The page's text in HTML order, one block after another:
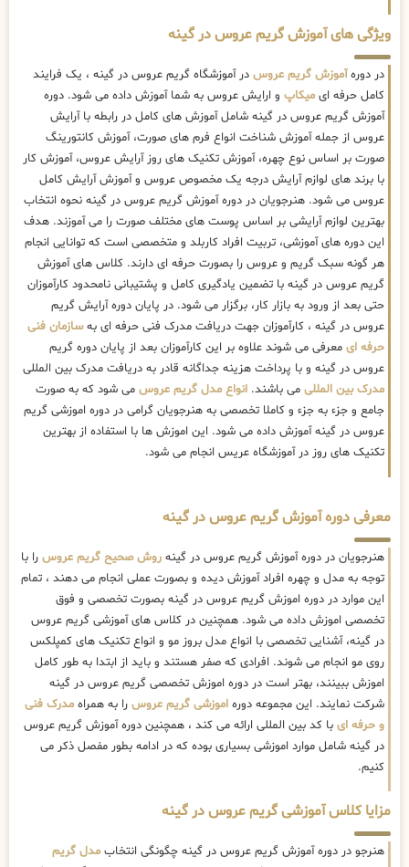
ویژگی های آموزش گریم عروس در گینه
در دورهآموزش گریم عروس در آموزشگاه گریم عروس در گینه ، یک فرایند
کامل حرفه ای میکاپ و ارایش عروس به شما آموزش داده می شود. دوره
آموزش گریم عروس در گینه شامل آموزش های کامل در رابطه با آرایش
عروس از جمله آموزش شناخت انواع فرم های صورت، آموزش کانتورینگ
صورت بر اساس نوع چهره، آموزش تکنیک های روز آرایش عروس، آموزش کار
با برند های لوازم آرایش درجه یک مخصوص عروس و آموزش آرایش کامل
عروس می شود. هنرجویان در دوره آموزش گریم عروس در گینه نحوه انتخاب
بهترین لوازم آرایشی بر اساس پوست های مختلف صورت را می آموزند. هدف
این دوره های آموزشی، تربیت افراد کاربلد و متخصصی است که توانایی انجام
هر گونه سبک گریم و عروس را بصورت حرفه ای دارند. کلاس های آموزش
گریم عروس در گینه با تضمین یادگیری کامل و پشتیبانی نامحدود کارآموزان
حتی بعد از ورود به بازار کار، برگزار می شود. در پایان دوره آرایش گریم
عروس در گینه ، کارآموزان جهت دریافت مدرک فنی حرفه ای بهسازمان فنی
حرفه ای معرفی می شوند علاوه بر این کارآموزان بعد از پایان دوره گریم
عروس در گینه و با پرداخت هزینه جداگانه قادر به دریافت مدرک بین المللی
مدرک بین المللی می باشند. انواع مدل گریم عروس می شود که به صورت
جامع و جزء به جزء و کاملا تخصصی به هنرجویان گرامی در دوره اموزشی گریم
عروس در گینه آموزش داده می شود. این اموزش ها با استفاده از بهترین
تکنیک های روز در آموزشگاه عریس انجام می شود.
معرفی دوره آموزش گریم عروس در گینه
هنرجویان در دوره آموزش گریم عروس در گینه روش صحیح گریم عروس را با
توجه به مدل و چهره افراد آموزش دیده و بصورت عملی انجام می دهند ، تمام
این موارد در دوره اموزش گریم عروس در گینه بصورت تخصصی و فوق
تخصصی اموزش داده می شود. همچنین در کلاس های آموزشی گریم عروس
در گینه، آشنایی تخصصی با انواع مدل بروز مو و انواع تکنیک های کمپلکس
روی مو انجام می شوند. افرادی که صفر هستند و باید از ابتدا به طور کامل
اموزش ببینند، بهتر است در دوره اموزش تخصصی گریم عروس در گینه
شرکت نمایند. این مجموعه دوره اموزشی گریم عروس را به همراه مدرک فنی
و حرفه ای با کد بین المللی ارائه می کند ، همچنین دوره آموزش گریم عروس
در گینه شامل موارد اموزشی بسیاری بوده که در ادامه بطور مفصل ذکر می
کنیم.
مزایا کلاس آموزشی گریم عروس در گینه
هنرجو در دوره آموزش گریم عروس در گینه چگونگی انتخاب مدل گریم